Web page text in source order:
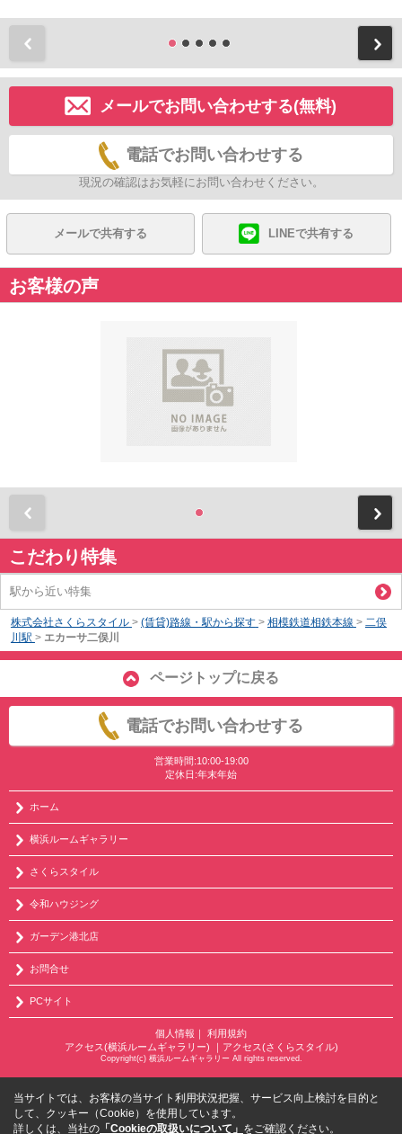
メールでお問い合わせする(無料)
電話でお問い合わせする
現況の確認はお気軽にお問い合わせください。
メールで共有する LINEで共有する
お客様の声
こだわり特集
駅から近い特集
株式会社さくらスタイル > (賃貸)路線・駅から探す > 相模鉄道相鉄本線 > 二俣
川駅 > エカーサ二俣川
ページトップに戻る
電話でお問い合わせする
営業時間:10:00-19:00
定休日:年末年始
ホーム
横浜ルームギャラリー
さくらスタイル
令和ハウジング
ガーデン港北店
お問合せ
PCサイト
個人情報
利用規約
アクセス(横浜ルームギャラリー)
アクセス(さくらスタイル)
Copyright(c) 横浜ルームギャラリー All rights reserved.
当サイトでは、お客様の当サイト利用状況把握、サービス向上検討を目的と
して、クッキー（Cookie）を使用しています。
詳しくは、当社の 「Cookieの取扱いについて」 をご確認ください。